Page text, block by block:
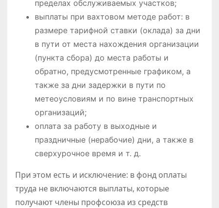
пределах обслуживаемых участков;
выплаты при вахтовом методе работ: в
размере тарифной ставки (оклада) за дни
в пути от места нахождения организации
(пункта сбора) до места работы и
обратно, предусмотренные графиком, а
также за дни задержки в пути по
метеоусловиям и по вине транспортных
организаций;
оплата за работу в выходные и
праздничные (нерабочие) дни, а также в
сверхурочное время и т. д.
При этом есть и исключение: в фонд оплаты
труда не включаются выплаты, которые
получают члены профсоюза из средств